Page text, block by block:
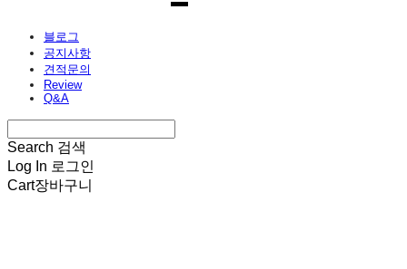
블로그
공지사항
견적문의
Review
Q&A
Search 검색
Log In 로그인
Cart장바구니